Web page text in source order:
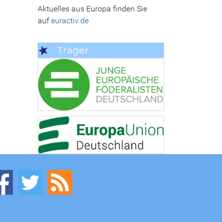
Aktuelles aus Europa finden Sie
aufeuractiv.de
Träger